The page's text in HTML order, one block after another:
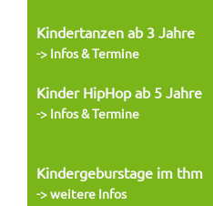
Kindertanzen ab 3 Jahre
-> Infos & Termine
Kinder HipHop ab 5 Jahre
-> Infos & Termine
Kindergeburstage im thm
-> weitere Infos